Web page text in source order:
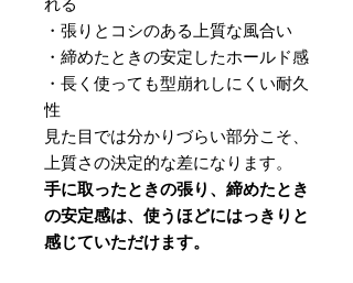
・張りとコシのある上質な風合い
・締めたときの安定したホールド感
・長く使っても型崩れしにくい耐久
性
見た目では分かりづらい部分こそ、
上質さの決定的な差になります。
手に取ったときの張り、締めたとき
の安定感は、使うほどにはっきりと
感じていただけます。